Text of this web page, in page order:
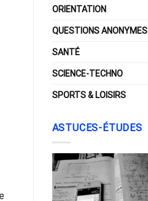
ORIENTATION
QUESTIONS ANONYMES
SANTÉ
SCIENCE-TECHNO
SPORTS & LOISIRS
ASTUCES-ÉTUDES